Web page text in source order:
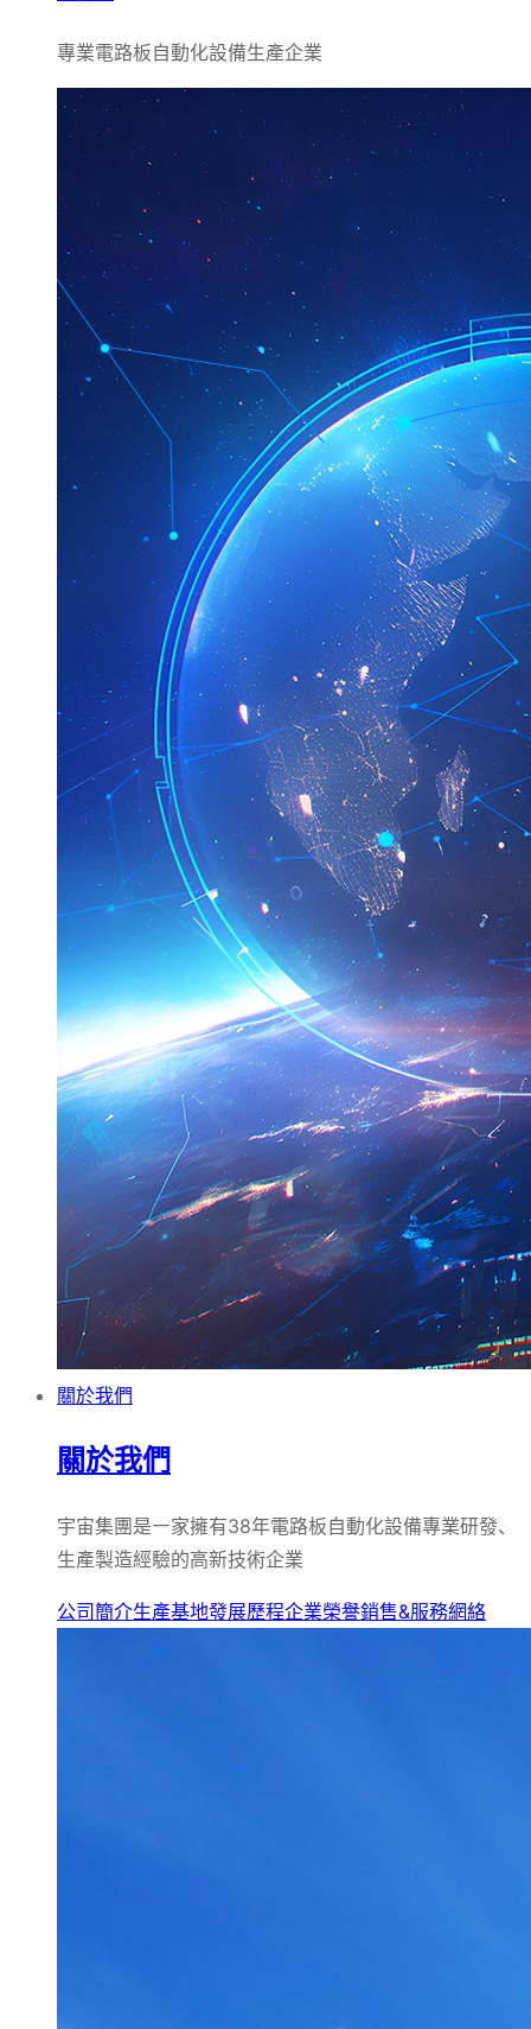
專業電路板自動化設備生產企業
關於我們
關於我們
宇宙集團是㇐家擁有38年電路板自動化設備專業研發、
生產製造經驗的高新技術企業
公司簡介生產基地發展歷程企業榮譽銷售&服務網絡